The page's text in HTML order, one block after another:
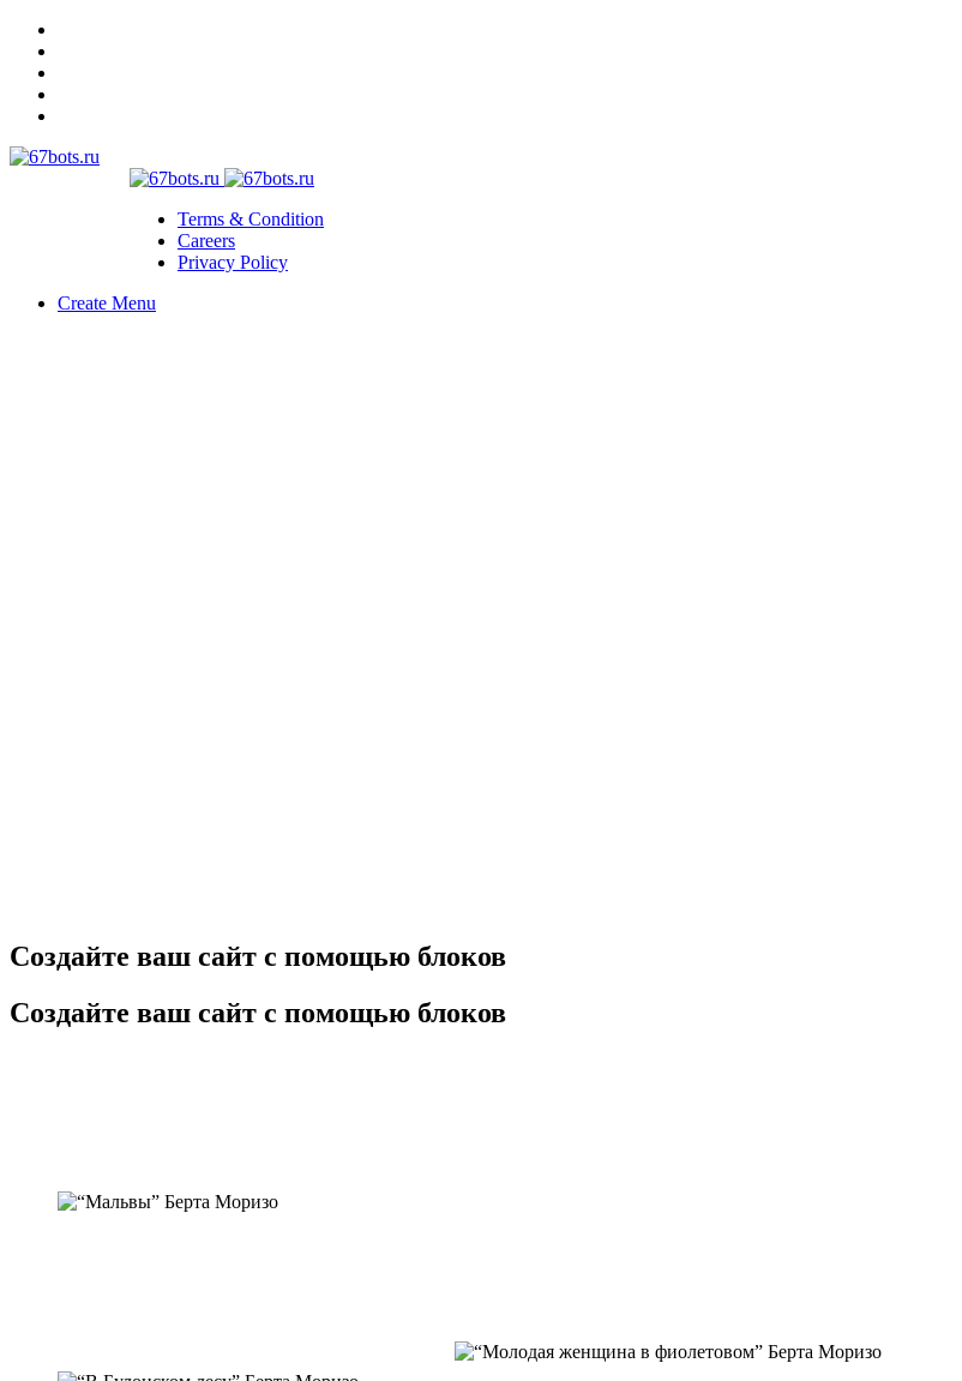
Terms & Condition
Careers
Privacy Policy
Create Menu
Создайте ваш сайт с помощью блоков
Создайте ваш сайт с помощью блоков